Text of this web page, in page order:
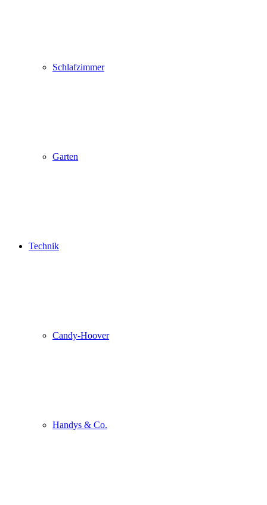
Schlafzimmer
Garten
Technik
Candy-Hoover
Handys & Co.